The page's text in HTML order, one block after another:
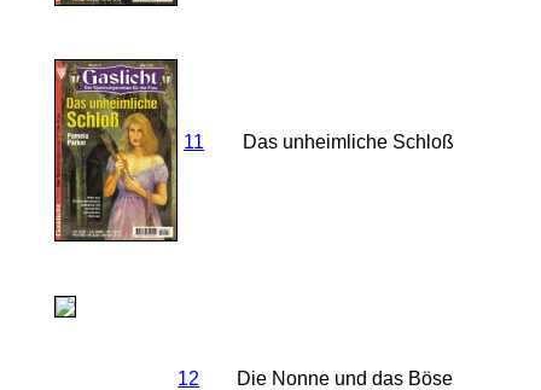
11 Das unheimliche Schloß
12 Die Nonne und das Böse